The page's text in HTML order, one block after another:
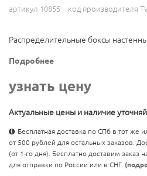
артикул 10855 код производителя
Распределительные боксы
Подробнее
узнать цену
Актуальные цены и наличие
Бесплатная доставка по СПб в тот же
от 500 рублей для остальных заказов.
(от 1-го дня). Бесплатно доставим
для отправки по России или в СНГ.